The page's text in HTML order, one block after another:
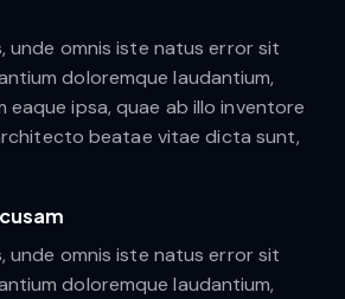
unde omnis iste natus error sit
doloremque laudantium,
eaque ipsa, quae ab illo inventore
beatae vitae dicta sunt,
unde omnis iste natus error sit
doloremque laudantium,